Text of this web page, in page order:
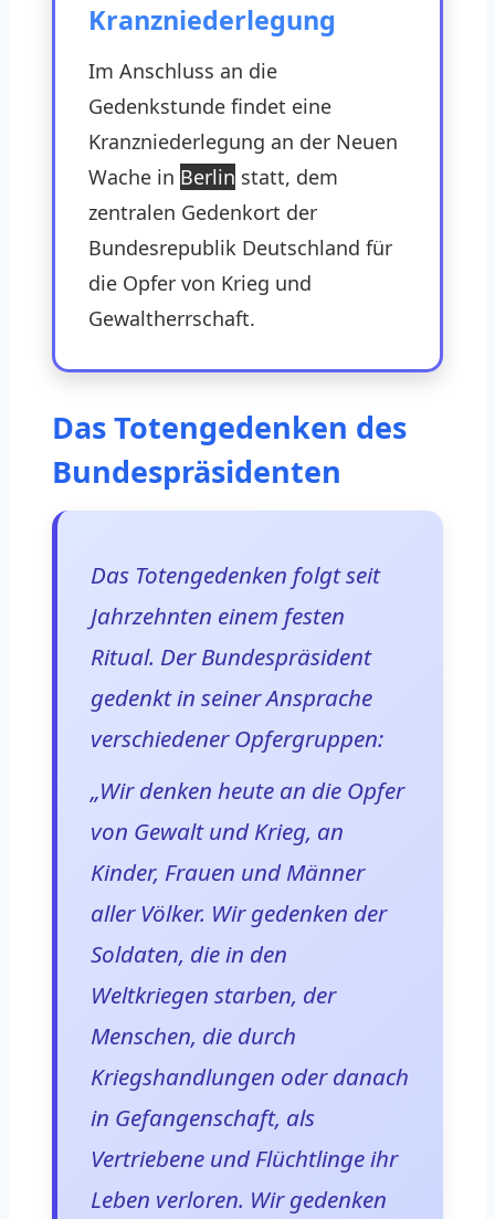
Kranzniederlegung
Im Anschluss an die
Gedenkstunde findet eine
Kranzniederlegung an der Neuen
Wache in Berlin statt, dem
zentralen Gedenkort der
Bundesrepublik Deutschland für
die Opfer von Krieg und
Gewaltherrschaft.
Das Totengedenken des
Bundespräsidenten
Das Totengedenken folgt seit
Jahrzehnten einem festen
Ritual. Der Bundespräsident
gedenkt in seiner Ansprache
verschiedener Opfergruppen:
„Wir denken heute an die Opfer
von Gewalt und Krieg, an
Kinder, Frauen und Männer
aller Völker. Wir gedenken der
Soldaten, die in den
Weltkriegen starben, der
Menschen, die durch
Kriegshandlungen oder danach
in Gefangenschaft, als
Vertriebene und Flüchtlinge ihr
Leben verloren. Wir gedenken